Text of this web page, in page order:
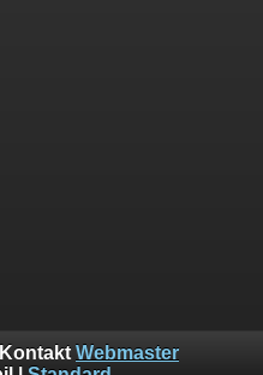
Webmaster